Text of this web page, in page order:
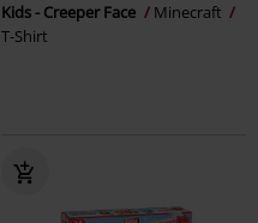
Kids - Creeper Face
Minecraft
T-Shirt